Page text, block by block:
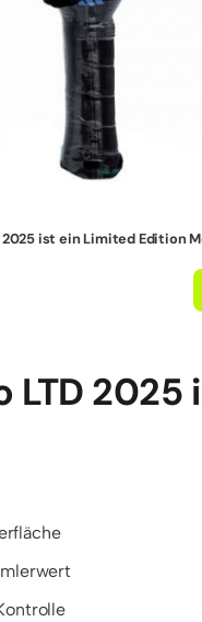
2025 ist ein Limited Edition
LTD 2025